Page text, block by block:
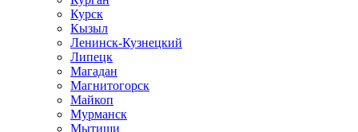
Курск
Кызыл
Ленинск-Кузнецкий
Липецк
Магадан
Магнитогорск
Майкоп
Мурманск
Мытищи